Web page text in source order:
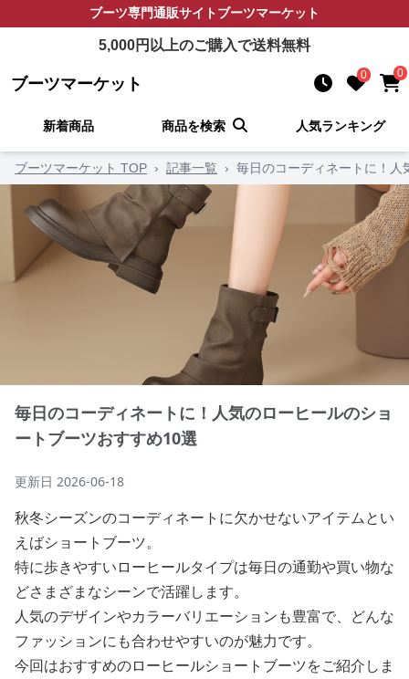
ブーツ専門通販サイトブーツマーケット
5,000円以上のご購入で送料無料
ブーツマーケット 0 0
新着商品 商品を検索 人気ランキング
ブーツマーケット TOP › 記事一覧 › 毎日のコーディネートに！人
毎日のコーディネートに！人気のローヒールのショ
ートブーツおすすめ10選
更新日 2026-06-18
秋冬シーズンのコーディネートに欠かせないアイテムとい
えばショートブーツ。
特に歩きやすいローヒールタイプは毎日の通勤や買い物な
どさまざまなシーンで活躍します。
人気のデザインやカラーバリエーションも豊富で、どんな
ファッションにも合わせやすいのが魅力です。
今回はおすすめのローヒールショートブーツをご紹介しま